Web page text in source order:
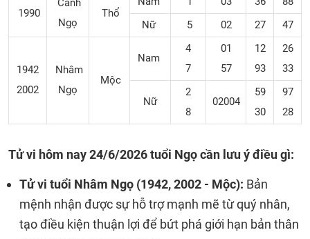
1990
Canh
Ngọ
Thổ
Nữ
5 02 27 47
1942
2002
Nhâm
Ngọ
Mộc
Nam
4
7
01
57
12
93
26
33
Nữ
2
8
02004
59
30
97
28
Tử vi hôm nay 24/6/2026 tuổi Ngọ cần lưu ý điều gì:
Tử vi tuổi Nhâm Ngọ (1942, 2002 - Mộc): Bản
mệnh nhận được sự hỗ trợ mạnh mẽ từ quý nhân,
tạo điều kiện thuận lợi để bứt phá giới hạn bản thân